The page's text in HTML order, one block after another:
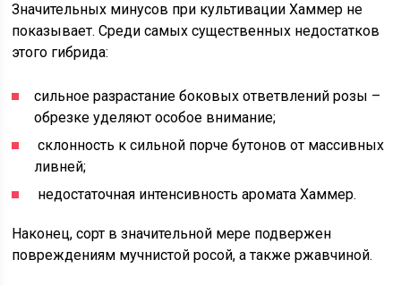
Значительных минусов при культивации Хаммер не
показывает. Среди самых существенных недостатков
этого гибрида:
сильное разрастание боковых ответвлений розы –
обрезке уделяют особое внимание;
склонность к сильной порче бутонов от массивных
ливней;
недостаточная интенсивность аромата Хаммер.
Наконец, сорт в значительной мере подвержен
повреждениям мучнистой росой, а также ржавчиной.